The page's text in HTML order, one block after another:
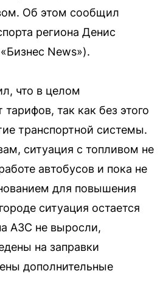
Об этом сообщил
региона Денис
News»).
что в целом
так как без этого
транспортной системы.
ситуация с топливом не
автобусов и пока не
для повышения
ситуация остается
АЗС не выросли,
на заправки
дополнительные